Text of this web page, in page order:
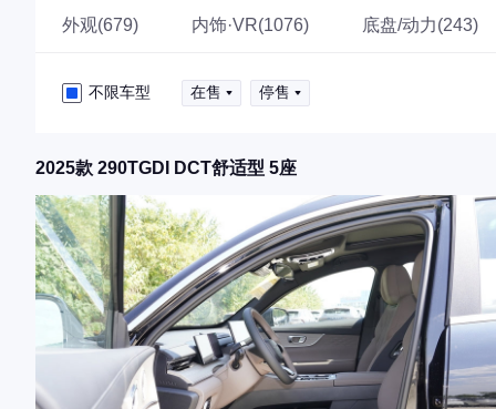
外观(679) 内饰·VR(1076) 底盘/动力(243)
不限车型 在售 停售
2025款 290TGDI DCT舒适型 5座